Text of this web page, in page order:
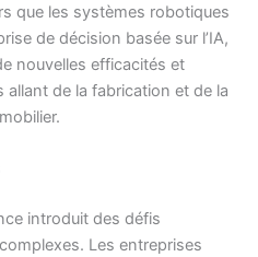
que les systèmes robotiques
de décision basée sur l’IA,
nouvelles efficacités et
de la fabrication et de la
introduit des défis
Les entreprises